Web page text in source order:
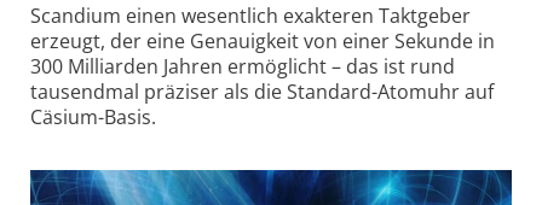
Scandium einen wesentlich exakteren Taktgeber
erzeugt, der eine Genauigkeit von einer Sekunde in
300 Milliarden Jahren ermöglicht – das ist rund
tausendmal präziser als die Standard-Atomuhr auf
Cäsium-Basis.